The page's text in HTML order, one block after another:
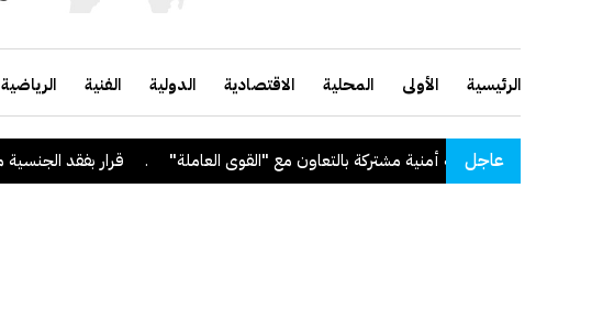
الرئيسية الأولى المحلية الاقتصادية الدولية الفنية الرياضية
عاجل . قرار بفقد الجنسية من 9 أشخاص